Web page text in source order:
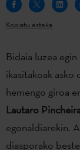
Kopiatu esteka
Bidaia luzea
ikasitakoak asko
hemengo giroa
Lautaro
egonaldiarekin.
diasporako